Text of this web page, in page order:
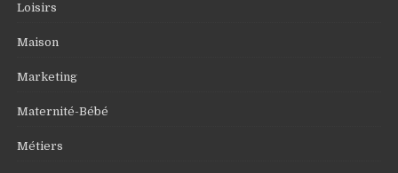
Loisirs
Maison
Marketing
Maternité-Bébé
Métiers